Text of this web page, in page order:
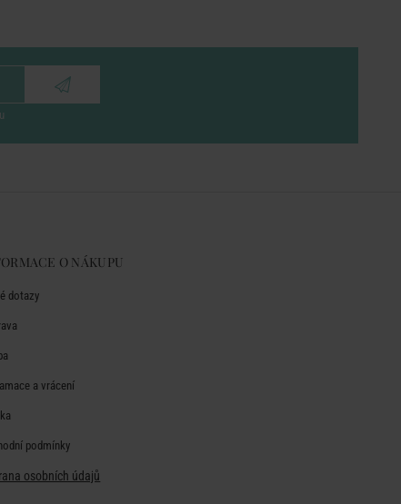
O NÁKUPU
dotazy
a vrácení
podmínky
osobních údajů